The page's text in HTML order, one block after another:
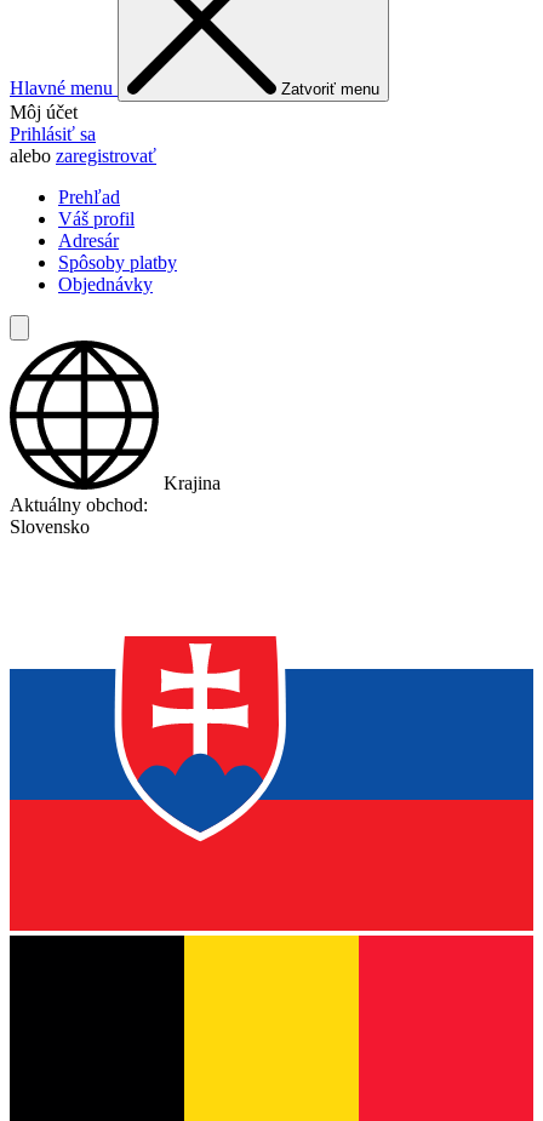
Hlavné menu Zatvoriť menu
Môj účet
Prihlásiť sa
alebo zaregistrovať
Prehľad
Váš profil
Adresár
Spôsoby platby
Objednávky
Krajina
Aktuálny obchod:
Slovensko